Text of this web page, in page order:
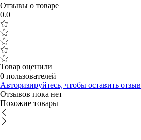
Отзывы о товаре
0.0
Товар оценили
0 пользователей
Авторизируйтесь, чтобы оставить отзыв
Отзывов пока нет
Похожие товары